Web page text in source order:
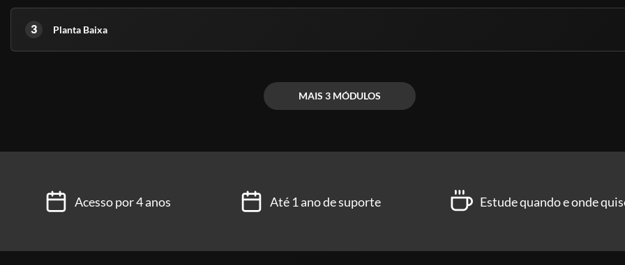
3 Planta Baixa
MAIS 3 MÓDULOS
Acesso por 4 anos Até 1 ano de suporte Estude quando e onde